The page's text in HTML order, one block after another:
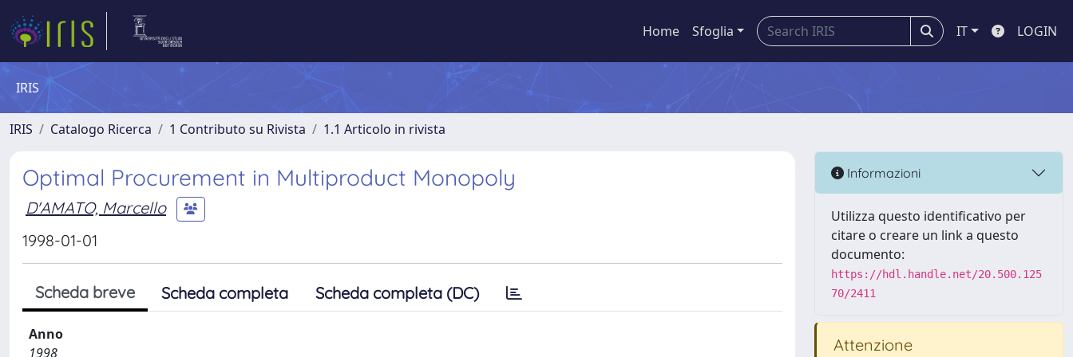
Home Sfoglia IT LOGIN
IRIS
IRIS Catalogo Ricerca 1 Contributo su Rivista 1.1 Articolo in rivista
Optimal Procurement in Multiproduct Monopoly
D'AMATO, Marcello
1998-01-01
Scheda breve Scheda completa Scheda completa (DC)
Anno
1998
Informazioni
Utilizza questo identificativo per
citare o creare un link a questo
documento:
https://hdl.handle.net/20.500.125
70/2411
Attenzione